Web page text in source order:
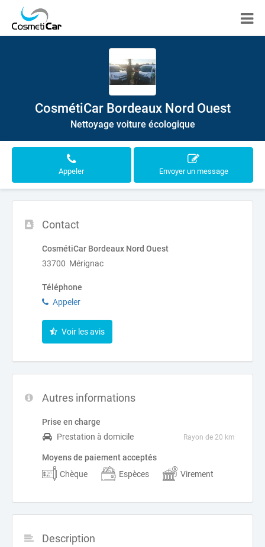
CosmétiCar Bordeaux Nord Ouest
Nettoyage voiture écologique
Appeler Envoyer un message
Contact
CosmétiCar Bordeaux Nord Ouest
33700 Mérignac
Téléphone
Appeler
Voir les avis
Autres informations
Prise en charge
Prestation à domicile
Rayon de 20 km
Moyens de paiement acceptés
Chèque
Espèces Virement
Description